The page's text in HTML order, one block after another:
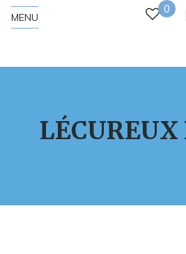
0
MENU
LÉCUREUX